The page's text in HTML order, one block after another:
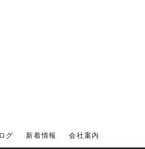
グ 新着情報 会社案内